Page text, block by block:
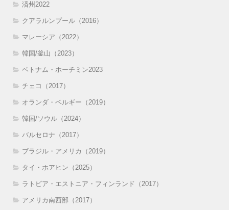
済州2022
クアラルンプール（2016）
マレーシア（2022）
韓国/釜山（2023）
ベトナム・ホーチミン2023
チェコ（2017）
オランダ・ベルギー（2019）
韓国/ソウル（2024）
バルセロナ（2017）
ブラジル・アメリカ（2019）
タイ・ホアヒン（2025）
ラトビア・エストニア・フィンランド（2017）
アメリカ南西部（2017）